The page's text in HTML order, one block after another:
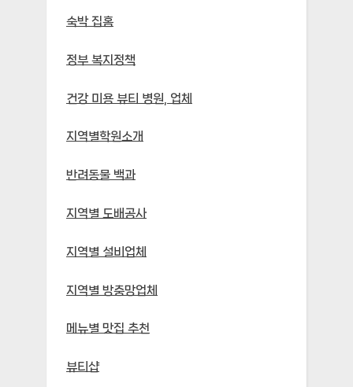
숙박 집홈
정부 복지정책
건강 미용 뷰티 병원, 업체
지역별학원소개
반려동물 백과
지역별 도배공사
지역별 설비업체
지역별 방충망업체
메뉴별 맛집 추천
뷰티샵